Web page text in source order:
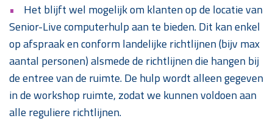
Het blijft wel mogelijk om klanten op de locatie van
Senior-Live computerhulp aan te bieden. Dit kan enkel
op afspraak en conform landelijke richtlijnen (bijv max
aantal personen) alsmede de richtlijnen die hangen bij
de entree van de ruimte. De hulp wordt alleen gegeven
in de workshop ruimte, zodat we kunnen voldoen aan
alle reguliere richtlijnen.